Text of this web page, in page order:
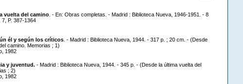
vuelta del camino . - En: Obras completas. - Madrid : Biblioteca Nueva, 1946-1951. - 8
7, P. 387-1364
él y según los críticos . - Madrid : Biblioteca Nueva, 1944. - 317 p. ; 20 cm. - (Desde
camino. Memorias ; 1)
1982
y juventud. - Madrid : Biblioteca Nueva, 1944. - 345 p. - (Desde la última vuelta del
; 2)
1982